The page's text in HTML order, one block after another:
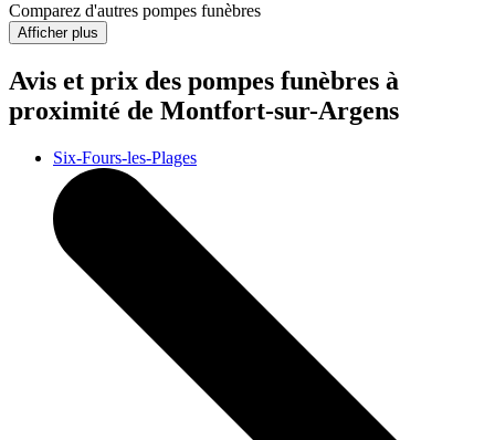
Comparez d'autres pompes funèbres
Afficher plus
Avis et prix des pompes funèbres à
proximité de Montfort-sur-Argens
Six-Fours-les-Plages